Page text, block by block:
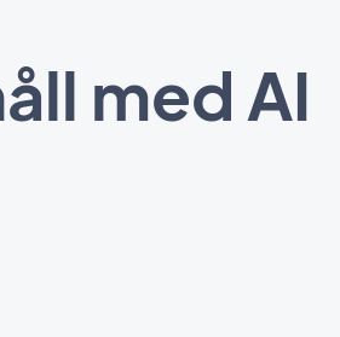
med AI